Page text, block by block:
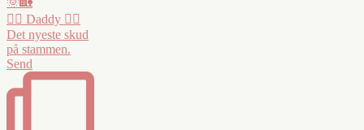
❤️‍🔥 Daddy ❤️‍🔥
Det nyeste skud
på stammen.
Send